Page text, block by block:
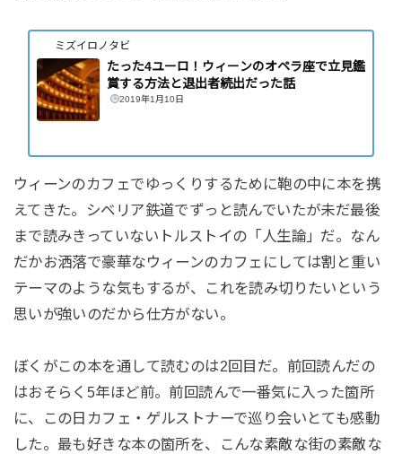
ミズイロノタビ
たった4ユーロ！ウィーンのオペラ座で立見鑑
賞する方法と退出者続出だった話
2019年1月10日
ウィーンのカフェでゆっくりするために鞄の中に本を携
えてきた。シベリア鉄道でずっと読んでいたが未だ最後
まで読みきっていないトルストイの「人生論」だ。なん
だかお洒落で豪華なウィーンのカフェにしては割と重い
テーマのような気もするが、これを読み切りたいという
思いが強いのだから仕方がない。
ぼくがこの本を通して読むのは2回目だ。前回読んだの
はおそらく5年ほど前。前回読んで一番気に入った箇所
に、この日カフェ・ゲルストナーで巡り会いとても感動
した。最も好きな本の箇所を、こんな素敵な街の素敵な